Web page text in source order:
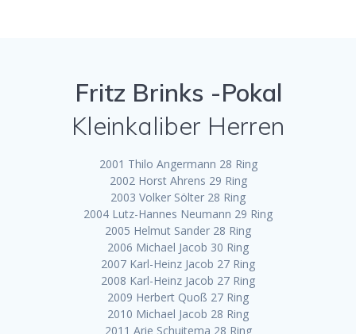
Fritz Brinks -Pokal
Kleinkaliber Herren
2001 Thilo Angermann 28 Ring
2002 Horst Ahrens 29 Ring
2003 Volker Sölter 28 Ring
2004 Lutz-Hannes Neumann 29 Ring
2005 Helmut Sander 28 Ring
2006 Michael Jacob 30 Ring
2007 Karl-Heinz Jacob 27 Ring
2008 Karl-Heinz Jacob 27 Ring
2009 Herbert Quoß 27 Ring
2010 Michael Jacob 28 Ring
2011 Arie Schuitema 28 Ring